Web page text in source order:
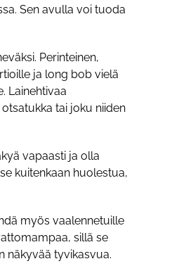
Sen avulla voi tuoda
Perinteinen,
ja long bob vielä
Lainehtivaa
tai joku niiden
vapaasti ja olla
kuitenkaan huolestua,
myös vaalennetuille
sillä se
näkyvää tyvikasvua.